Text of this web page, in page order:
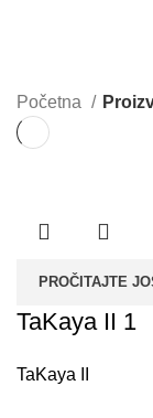
Početna
PROČITAJTE
TaKaya II 1
TaKaya II